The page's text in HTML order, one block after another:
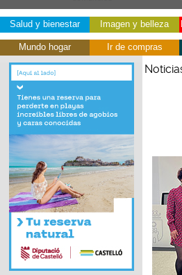
Salud y bienestar Imagen y belleza
Mundo hogar Ir de compras